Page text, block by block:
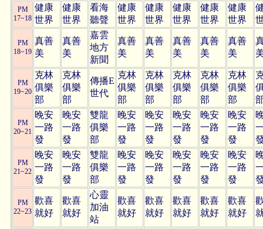
PM
17~18
健康
世界
健康
世界
看海
聽聲
健康
世界
健康
世界
健康
世界
健康
世界
健康
世界
PM
18~19
真善
美
真善
美
嘉雲
地方
新聞
真善
美
真善
美
真善
美
真善
美
真善
美
PM
19~20
克林
俱樂
部
克林
俱樂
部
傳播E
世代
克林
俱樂
部
克林
俱樂
部
克林
俱樂
部
克林
俱樂
部
克林
俱樂
部
PM
20~21
晚安
一路
發
晚安
一路
發
雙龍
俱樂
部
晚安
一路
發
晚安
一路
發
晚安
一路
發
晚安
一路
發
晚安
一路
發
PM
21~22
晚安
一路
發
晚安
一路
發
雙龍
俱樂
部
晚安
一路
發
晚安
一路
發
晚安
一路
發
晚安
一路
發
晚安
一路
發
PM
22~23
歡喜
就好
歡喜
就好
心靈
加油
站
歡喜
就好
歡喜
就好
歡喜
就好
歡喜
就好
歡喜
就好